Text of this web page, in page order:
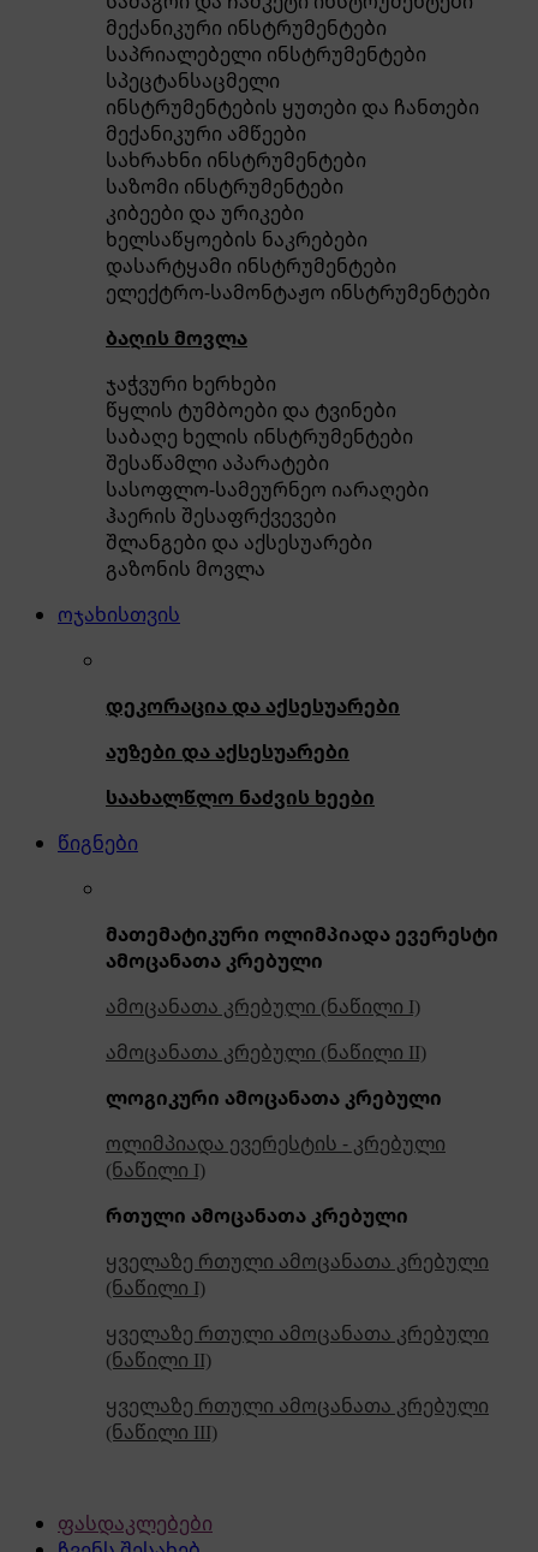
მექანიკური ინსტრუმენტები
საპრიალებელი ინსტრუმენტები
სპეცტანსაცმელი
ინსტრუმენტების ყუთები და ჩანთები
მექანიკური ამწეები
სახრახნი ინსტრუმენტები
საზომი ინსტრუმენტები
კიბეები და ურიკები
ხელსაწყოების ნაკრებები
დასარტყამი ინსტრუმენტები
ელექტრო-სამონტაჟო ინსტრუმენტები
ბაღის მოვლა
ჯაჭვური ხერხები
წყლის ტუმბოები და ტვინები
საბაღე ხელის ინსტრუმენტები
შესაწამლი აპარატები
სასოფლო-სამეურნეო იარაღები
ჰაერის შესაფრქვევები
შლანგები და აქსესუარები
გაზონის მოვლა
ოჯახისთვის
დეკორაცია და აქსესუარები
აუზები და აქსესუარები
საახალწლო ნაძვის ხეები
წიგნები
მათემატიკური ოლიმპიადა ევერესტი
ამოცანათა კრებული
ამოცანათა კრებული (ნაწილი I)
ამოცანათა კრებული (ნაწილი II)
ლოგიკური ამოცანათა კრებული
ოლიმპიადა ევერესტის - კრებული
(ნაწილი I)
რთული ამოცანათა კრებული
ყველაზე რთული ამოცანათა კრებული
(ნაწილი I)
ყველაზე რთული ამოცანათა კრებული
(ნაწილი II)
ყველაზე რთული ამოცანათა კრებული
(ნაწილი III)
ფასდაკლებები